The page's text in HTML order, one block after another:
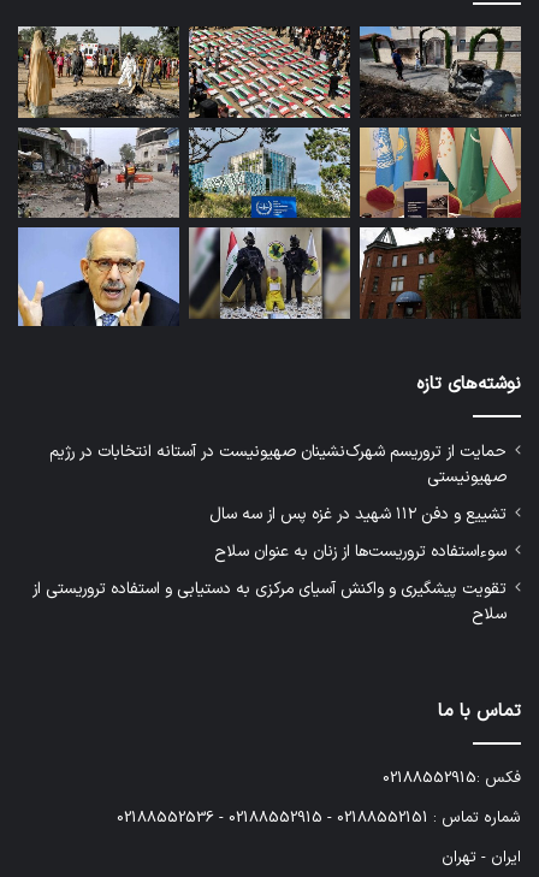
نوشته‌های تازه
حمایت از تروریسم شهرک‌نشینان صهیونیست در آستانه انتخابات در رژیم
صهیونیستی
تشییع و دفن ۱۱۲ شهید در غزه پس از سه سال
سوءاستفاده تروریست‌ها از زنان به عنوان سلاح
تقویت پیشگیری و واکنش آسیای مرکزی به دستیابی و استفاده تروریستی از
سلاح
تماس با ما
فکس :02188552915
شماره تماس : 02188552151 - 02188552915 - 02188552536
ایران - تهران